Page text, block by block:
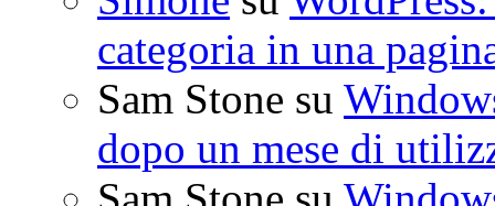
categoria in una
Sam Stone su
dopo un mese di